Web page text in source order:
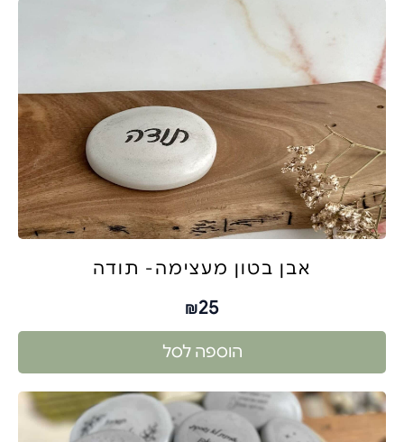
אבן בטון מעצימה- תודה
₪25
הוספה לסל